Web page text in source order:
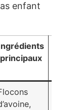
enfant
principaux